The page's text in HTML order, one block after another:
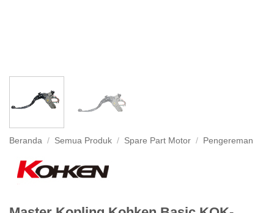
Beranda / Semua Produk / Spare Part Motor / Pengereman